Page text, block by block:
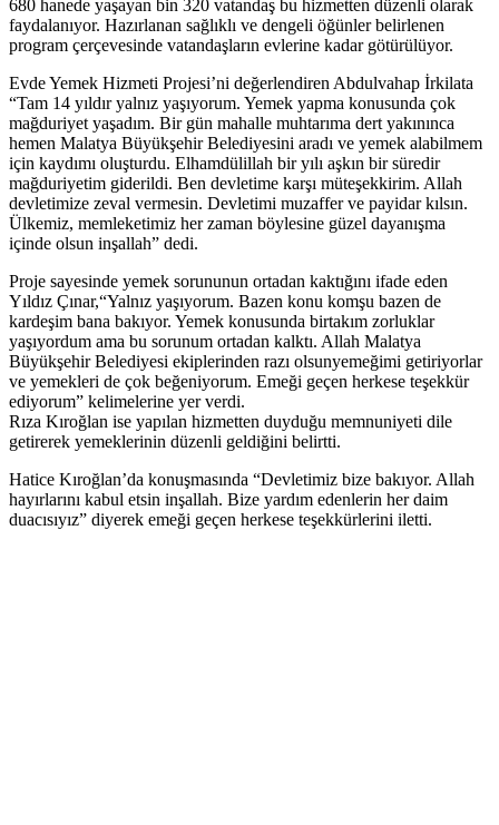
680 hanede yaşayan bin 320 vatandaş bu hizmetten düzenli olarak
faydalanıyor. Hazırlanan sağlıklı ve dengeli öğünler belirlenen
program çerçevesinde vatandaşların evlerine kadar götürülüyor.
Evde Yemek Hizmeti Projesi’ni değerlendiren Abdulvahap İrkilata
“Tam 14 yıldır yalnız yaşıyorum. Yemek yapma konusunda çok
mağduriyet yaşadım. Bir gün mahalle muhtarıma dert yakınınca
hemen Malatya Büyükşehir Belediyesini aradı ve yemek alabilmem
için kaydımı oluşturdu. Elhamdülillah bir yılı aşkın bir süredir
mağduriyetim giderildi. Ben devletime karşı müteşekkirim. Allah
devletimize zeval vermesin. Devletimi muzaffer ve payidar kılsın.
Ülkemiz, memleketimiz her zaman böylesine güzel dayanışma
içinde olsun inşallah” dedi.
Proje sayesinde yemek sorununun ortadan kaktığını ifade eden
Yıldız Çınar,“Yalnız yaşıyorum. Bazen konu komşu bazen de
kardeşim bana bakıyor. Yemek konusunda birtakım zorluklar
yaşıyordum ama bu sorunum ortadan kalktı. Allah Malatya
Büyükşehir Belediyesi ekiplerinden razı olsunyemeğimi getiriyorlar
ve yemekleri de çok beğeniyorum. Emeği geçen herkese teşekkür
ediyorum” kelimelerine yer verdi.
Rıza Kıroğlan ise yapılan hizmetten duyduğu memnuniyeti dile
getirerek yemeklerinin düzenli geldiğini belirtti.
Hatice Kıroğlan’da konuşmasında “Devletimiz bize bakıyor. Allah
hayırlarını kabul etsin inşallah. Bize yardım edenlerin her daim
duacısıyız” diyerek emeği geçen herkese teşekkürlerini iletti.